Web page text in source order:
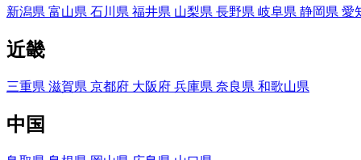
新潟県 富山県 石川県 福井県 山梨県 長野県 岐阜県 静岡県 愛
近畿
三重県 滋賀県 京都府 大阪府 兵庫県 奈良県 和歌山県
中国